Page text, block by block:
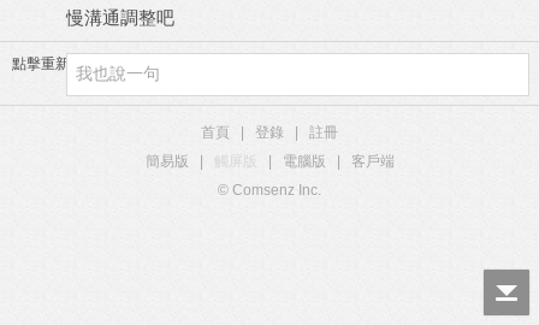
慢溝通調整吧
點擊重新加載
首頁 登錄
註冊
簡易版
觸屏版 電腦版
客戶端
© Comsenz Inc.